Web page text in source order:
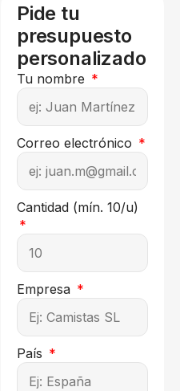
Pide tu
presupuesto
personalizado
Tu nombre
Correo electrónico
Cantidad (mín. 10/u)
Empresa
País